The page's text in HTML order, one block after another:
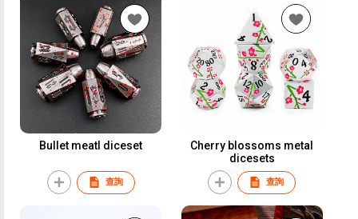
Bullet meatl diceset
查詢
Cherry blossoms metal
dicesets
查詢